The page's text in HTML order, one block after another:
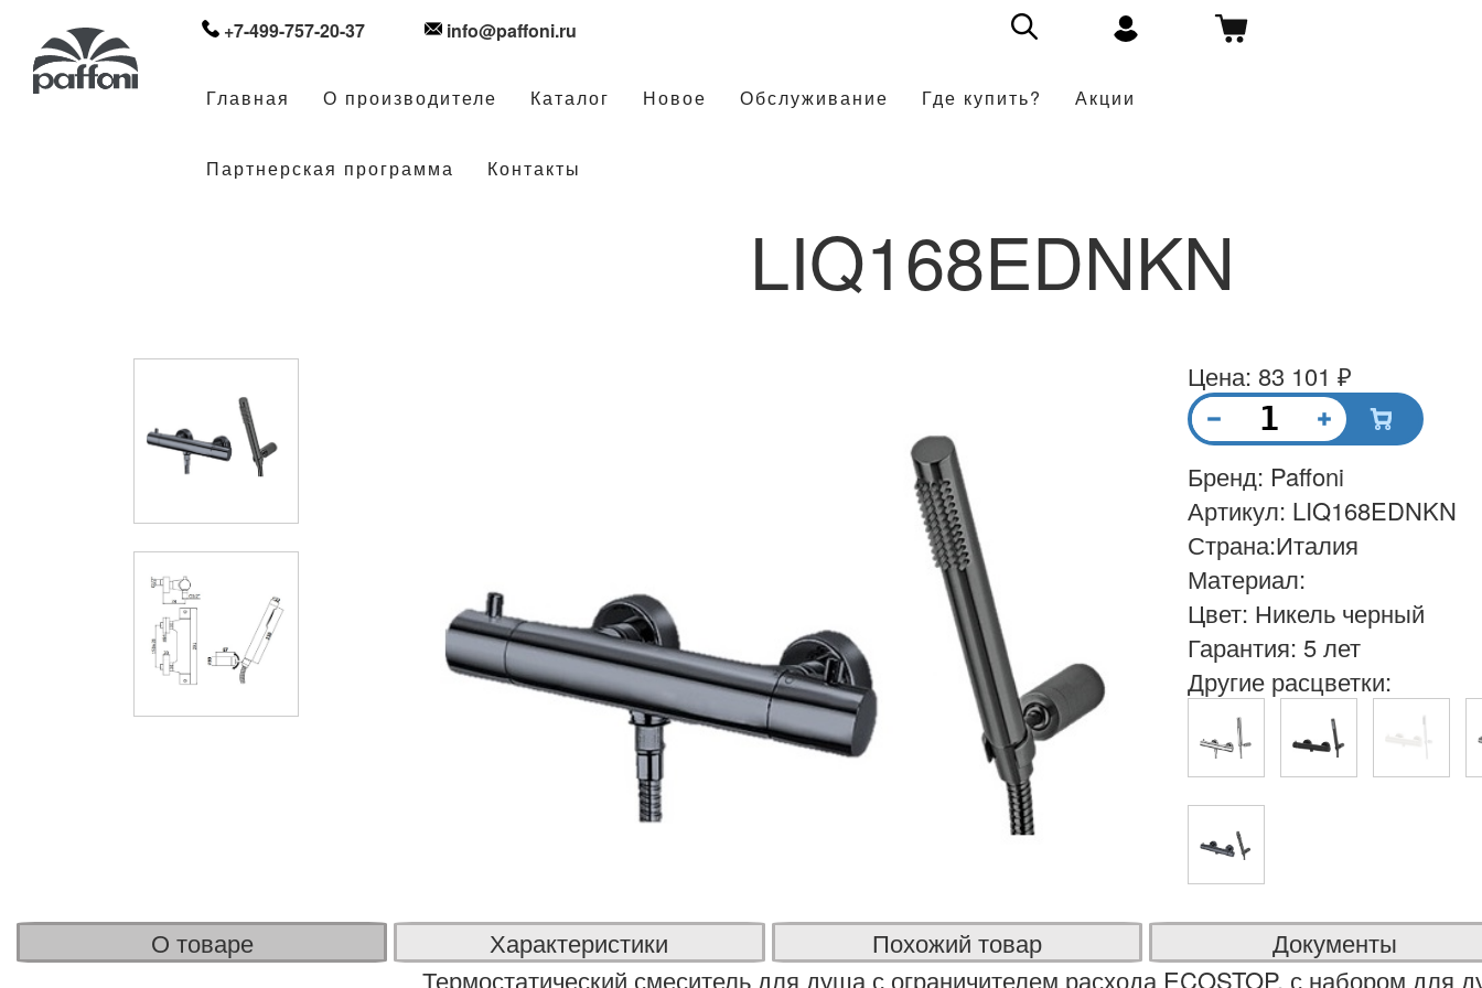
+7-499-757-20-37 info@paffoni.ru
Главная О производителе Каталог Новое Обслуживание Где купить? Акции
Партнерская программа Контакты
LIQ168EDNKN
О товаре Характеристики Похожий товар
Документы
Термостатический смеситель для душа с ограничителем расхода ECOSTOP, с набором для
Цена: 83 101 ₽
Бренд: Paffoni
Артикул: LIQ168EDNKN
Страна:Италия
Материал:
Цвет: Никель черный
Гарантия: 5 лет
Другие расцветки: